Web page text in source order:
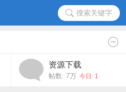
搜索关键字
资源下载
帖数: 7万 今日: 1